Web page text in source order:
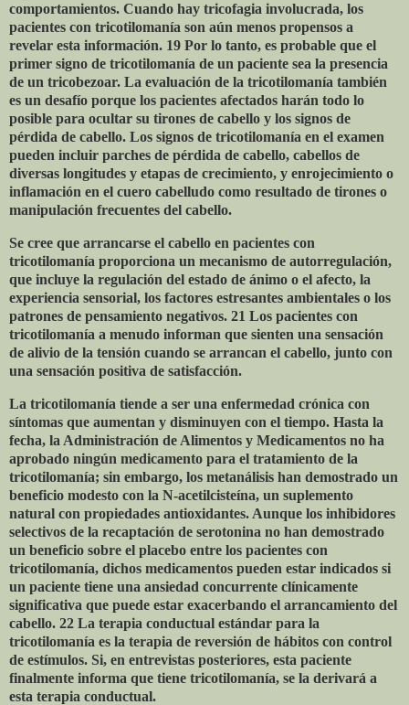
comportamientos. Cuando hay tricofagia involucrada, los
pacientes con tricotilomanía son aún menos propensos a
revelar esta información. 19 Por lo tanto, es probable que el
primer signo de tricotilomanía de un paciente sea la presencia
de un tricobezoar. La evaluación de la tricotilomanía también
es un desafío porque los pacientes afectados harán todo lo
posible para ocultar su tirones de cabello y los signos de
pérdida de cabello. Los signos de tricotilomanía en el examen
pueden incluir parches de pérdida de cabello, cabellos de
diversas longitudes y etapas de crecimiento, y enrojecimiento o
inflamación en el cuero cabelludo como resultado de tirones o
manipulación frecuentes del cabello.
Se cree que arrancarse el cabello en pacientes con
tricotilomanía proporciona un mecanismo de autorregulación,
que incluye la regulación del estado de ánimo o el afecto, la
experiencia sensorial, los factores estresantes ambientales o los
patrones de pensamiento negativos. 21 Los pacientes con
tricotilomanía a menudo informan que sienten una sensación
de alivio de la tensión cuando se arrancan el cabello, junto con
una sensación positiva de satisfacción.
La tricotilomanía tiende a ser una enfermedad crónica con
síntomas que aumentan y disminuyen con el tiempo. Hasta la
fecha, la Administración de Alimentos y Medicamentos no ha
aprobado ningún medicamento para el tratamiento de la
tricotilomanía; sin embargo, los metanálisis han demostrado un
beneficio modesto con la N-acetilcisteína, un suplemento
natural con propiedades antioxidantes. Aunque los inhibidores
selectivos de la recaptación de serotonina no han demostrado
un beneficio sobre el placebo entre los pacientes con
tricotilomanía, dichos medicamentos pueden estar indicados si
un paciente tiene una ansiedad concurrente clínicamente
significativa que puede estar exacerbando el arrancamiento del
cabello. 22 La terapia conductual estándar para la
tricotilomanía es la terapia de reversión de hábitos con control
de estímulos. Si, en entrevistas posteriores, esta paciente
finalmente informa que tiene tricotilomanía, se la derivará a
esta terapia conductual.